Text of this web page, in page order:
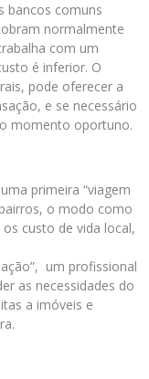
bancos comuns
normalmente
com um
é inferior. O
pode oferecer a
e se necessário
momento oportuno.
primeira “viagem
o modo como
custo de vida local,
um profissional
as necessidades do
a imóveis e